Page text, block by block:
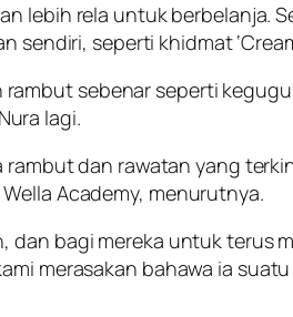
lebih rela untuk berbelanja.
seperti khidmat
sebenar seperti
lagi.
dan rawatan yang
Academy, menurutnya.
bagi mereka untuk terus
merasakan bahawa ia